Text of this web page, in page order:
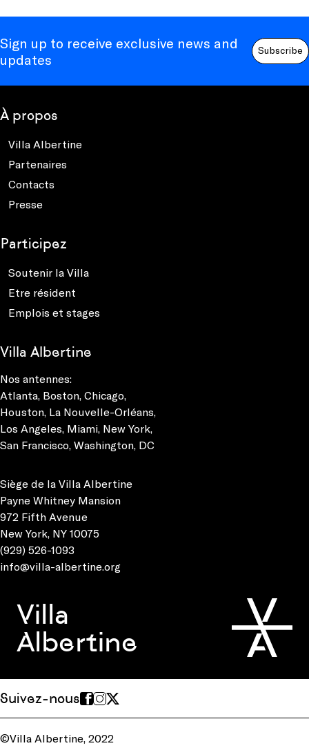
Sign up to receive exclusive news and
updates
Subscribe
À propos
Villa Albertine
Partenaires
Contacts
Presse
Participez
Soutenir la Villa
Etre résident
Emplois et stages
Villa Albertine
Nos antennes:
Atlanta, Boston, Chicago,
Houston, La Nouvelle-Orléans,
Los Angeles, Miami, New York,
San Francisco, Washington, DC
Siège de la Villa Albertine
Payne Whitney Mansion
972 Fifth Avenue
New York, NY 10075
(929) 526-1093
info@villa-albertine.org
Villa
Albertine
Suivez-nous
©Villa Albertine, 2022